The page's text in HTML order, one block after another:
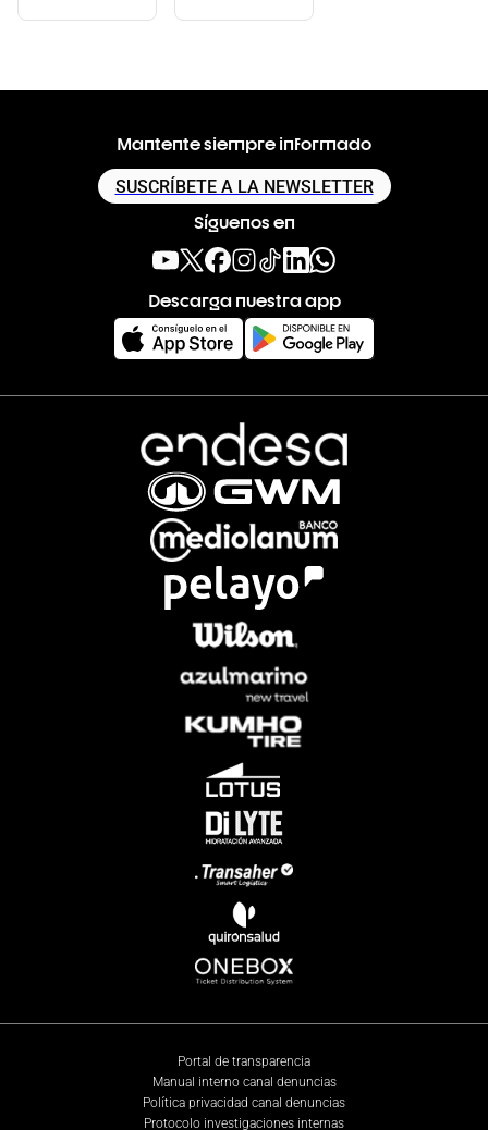
Mantente siempre informado
SUSCRÍBETE A LA NEWSLETTER
Síguenos en
Descarga nuestra app
Portal de transparencia
Manual interno canal denuncias
Política privacidad canal denuncias
Protocolo investigaciones internas